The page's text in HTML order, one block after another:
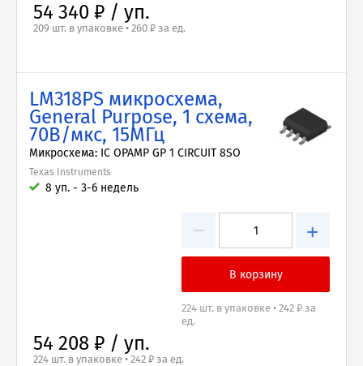
54 340 ₽ / уп.
209 шт. в упаковке • 260 ₽ за ед.
LM318PS микросхема,
General Purpose, 1 схема,
70В/мкс, 15МГц
Микросхема: IC OPAMP GP 1 CIRCUIT 8SO
Texas Instruments
8 уп. - 3-6 недель
− +
224 шт. в упаковке • 242 ₽ за
ед.
54 208 ₽ / уп.
224 шт. в упаковке • 242 ₽ за ед.